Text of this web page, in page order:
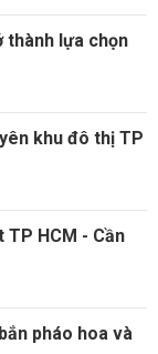
thành lựa chọn
khu đô thị TP
HCM - Cần
pháo hoa và